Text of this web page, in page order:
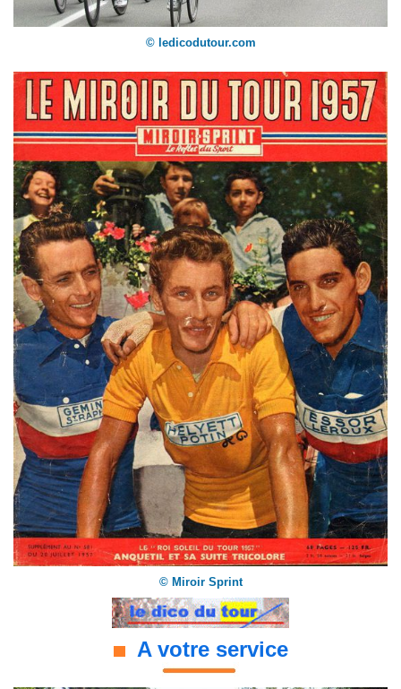
© ledicodutour.com
© Miroir Sprint
A votre service